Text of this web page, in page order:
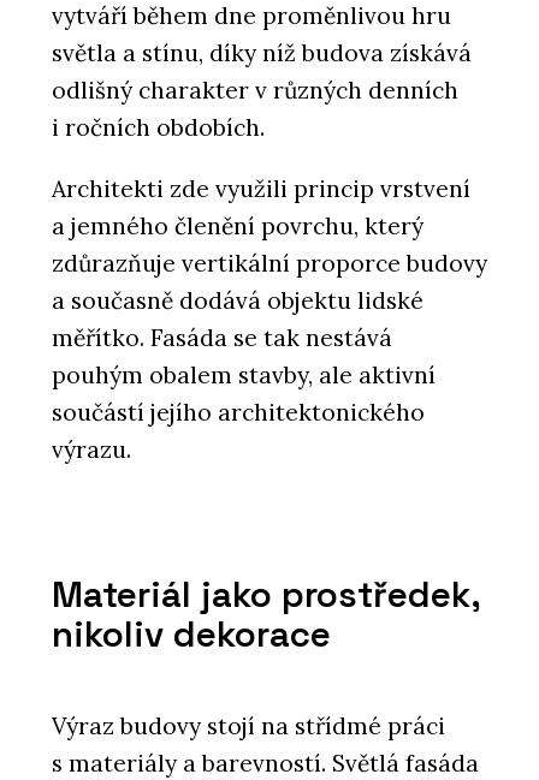
vytváří během dne proměnlivou hru
světla a stínu, díky níž budova získává
odlišný charakter v různých denních
i ročních obdobích.
Architekti zde využili princip vrstvení
a jemného členění povrchu, který
zdůrazňuje vertikální proporce budovy
a současně dodává objektu lidské
měřítko. Fasáda se tak nestává
pouhým obalem stavby, ale aktivní
součástí jejího architektonického
výrazu.
Materiál jako prostředek,
nikoliv dekorace
Výraz budovy stojí na střídmé práci
s materiály a barevností. Světlá fasáda